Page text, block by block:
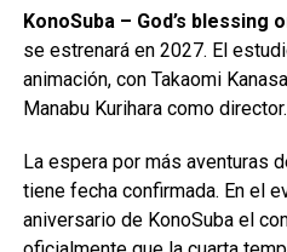
surgimiento de los Infernal
de héroes corrompidos de
primera vez en el especial del
Amazing Spider-Mann.º 1000 /
Con motivo del próximo
Playgrounds, KRAFTON y
plataformas del mundo de
PUBG: BATTLEGROUNDS
para creadores con un fondo
dólares.
KonoSuba – God’s blessing
se estrenará en 2027. El
animación, con Takaomi
Manabu Kurihara como director.
La espera por más aventuras
tiene fecha confirmada. En el
aniversario de KonoSuba el